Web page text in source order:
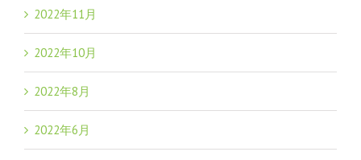
2022年11月
2022年10月
2022年8月
2022年6月